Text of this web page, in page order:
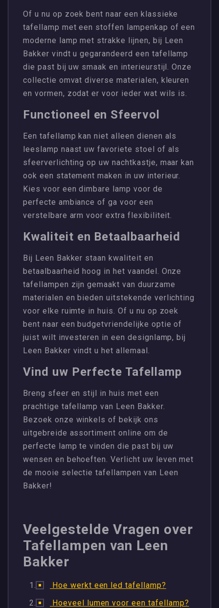
Of u nu op zoek bent naar een klassieke
tafellamp met een stoffen lampenkap of een
moderne lamp met strakke lijnen, bij Leen
Bakker vindt u gegarandeerd een tafellamp
die past bij uw smaak en interieurstijl. Onze
collectie omvat diverse materialen, kleuren
en vormen, zodat er voor ieder wat wils is.
Functioneel en Sfeervol
Een tafellamp kan niet alleen dienen als
leeslamp naast uw favoriete stoel of als
sfeerverlichting op uw nachtkastje, maar kan
ook een statement maken in uw interieur.
Kies voor een dimbare lamp voor de
perfecte ambiance of ga voor een
verstelbare arm voor extra flexibiliteit.
Kwaliteit en Betaalbaarheid
Bij Leen Bakker staan kwaliteit en
betaalbaarheid hoog in het vaandel. Onze
tafellampen zijn gemaakt van duurzame
materialen en bieden uitstekende verlichting
voor elke ruimte in huis. Of u nu op zoek
bent naar een budgetvriendelijke optie of
juist wilt investeren in een designlamp, bij
Leen Bakker vindt u het allemaal.
Vind uw Perfecte Tafellamp
Breng sfeer en stijl in huis met een
prachtige tafellamp van Leen Bakker.
Bezoek onze winkels of bekijk ons
uitgebreide assortiment online om de
perfecte lamp te vinden die past bij uw
wensen en behoeften. Verlicht uw leven met
de mooie selectie tafellampen van Leen
Bakker!
Veelgestelde Vragen over
Tafellampen van Leen
Bakker
Hoe werkt een led tafellamp?
Hoeveel lumen voor een tafellamp?